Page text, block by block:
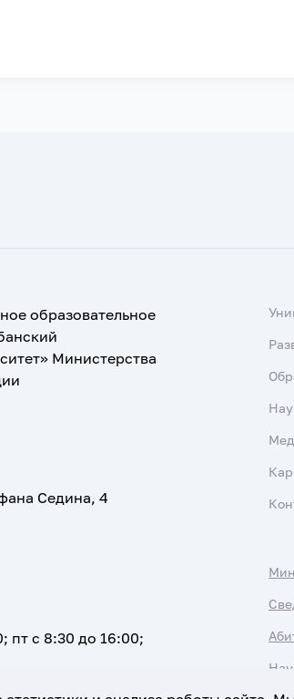
образовательное
Министерства
Седина, 4
пт с 8:30 до 16:00;